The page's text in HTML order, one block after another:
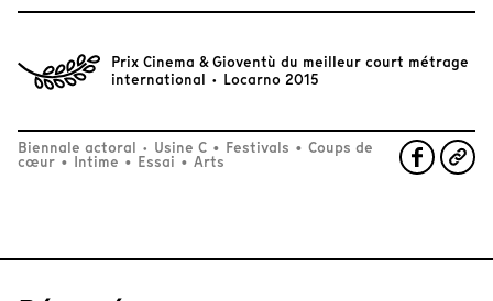
Prix Cinema & Gioventù du meilleur court métrage
international · Locarno 2015
Biennale actoral · Usine C • Festivals • Coups de
cœur • Intime • Essai • Arts